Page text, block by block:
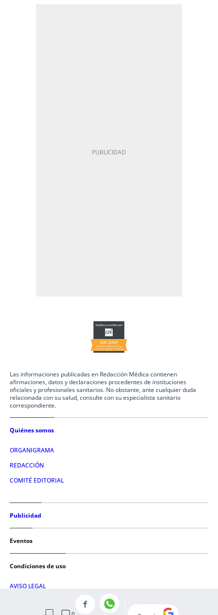
Las informaciones publicadas en Redacción Médica contienen
afirmaciones, datos y declaraciones procedentes de instituciones
oficiales y profesionales sanitarios. No obstante, ante cualquier duda
relacionada con su salud, consulte con su especialista sanitario
correspondiente.
Quiénes somos
ORGANIGRAMA
REDACCIÓN
COMITÉ EDITORIAL
Publicidad
Eventos
Condiciones de uso
AVISO LEGAL